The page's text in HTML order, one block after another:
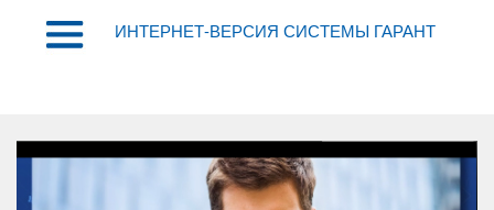
ИНТЕРНЕТ-ВЕРСИЯ СИСТЕМЫ ГАРАНТ